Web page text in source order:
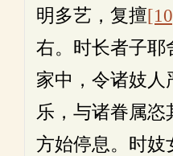
明多艺，复擅
右。时长者子耶
家中，令诸妓人
乐，与诸眷属恣
方始停息。时妓